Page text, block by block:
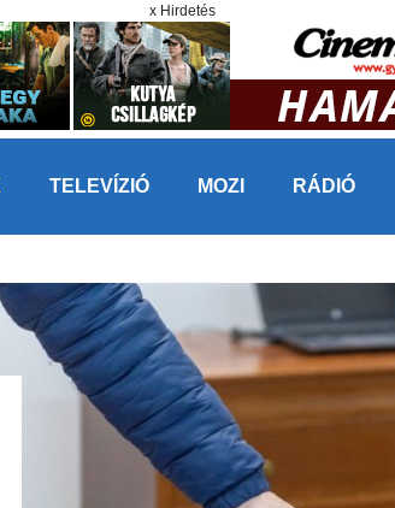
x Hirdetés
TELEVÍZIÓ MOZI RÁDIÓ